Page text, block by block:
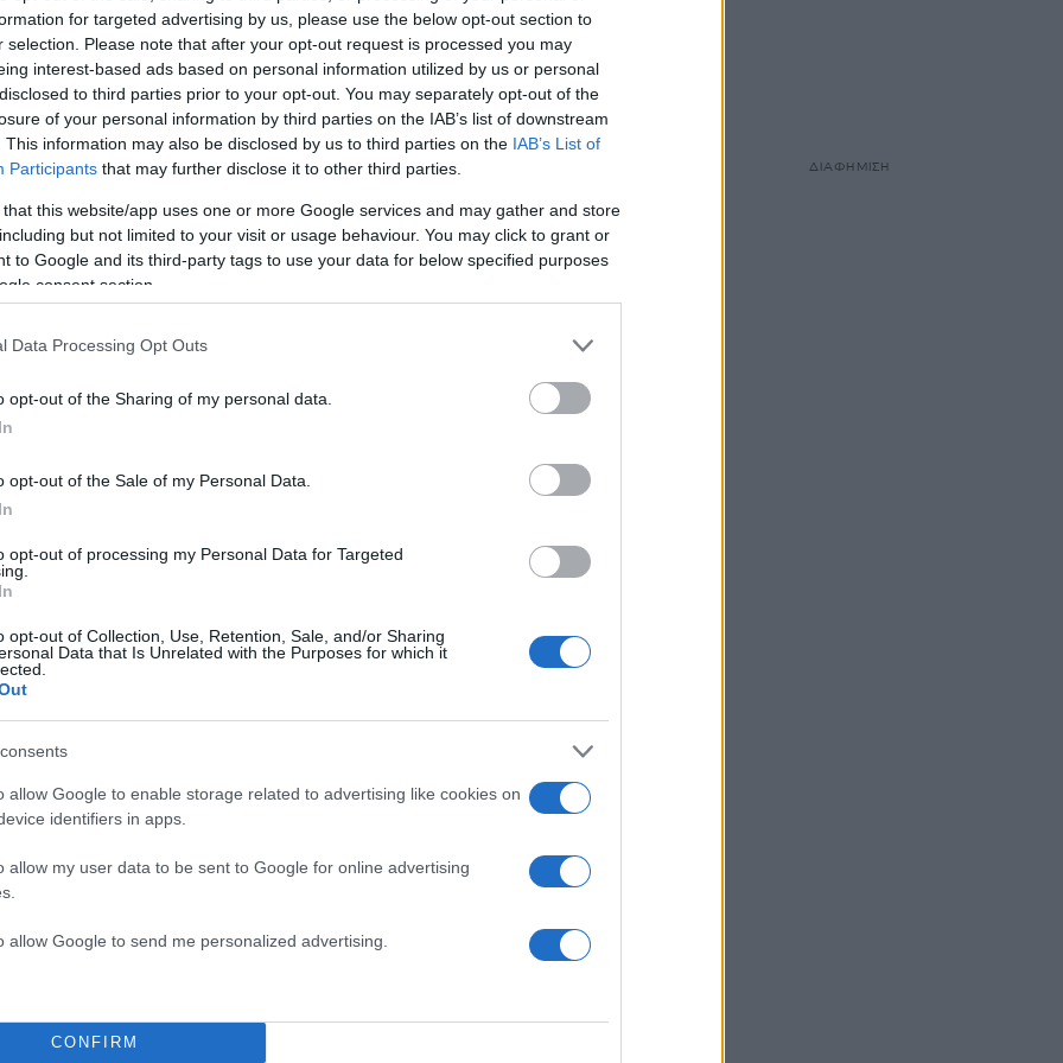
for targeted advertising by us, please use the below opt-out section to
selection. Please note that after your opt-out request is processed you may
interest-based ads based on personal information utilized by us or personal
to third parties prior to your opt-out. You may separately opt-out of the
of your personal information by third parties on the IAB’s list of downstream
This information may also be disclosed by us to third parties on the IAB’s List of
Participants that may further disclose it to other third parties.
that this website/app uses one or more Google services and may gather and store
but not limited to your visit or usage behaviour. You may click to grant or
to Google and its third-party tags to use your data for below specified purposes
consent section.
Data Processing Opt Outs
opt-out of the Sharing of my personal data.
opt-out of the Sale of my Personal Data.
opt-out of processing my Personal Data for Targeted
opt-out of Collection, Use, Retention, Sale, and/or Sharing
Data that Is Unrelated with the Purposes for which it
allow Google to enable storage related to advertising like cookies on
identifiers in apps.
allow my user data to be sent to Google for online advertising
allow Google to send me personalized advertising.
CONFIRM
Δε θέλω να μεγαλώνω, θυμώνω γιατί δε θα έχω τι να
μου, όχι αυτή που βλέπουν στη Google. Βάλτε 10 χρόνια
ακόμα», είπε στη συνέχεια για το πέρασμα του
που… δεν κρύβει αλλά την έχει υπολογίσει λάθος η
Πιστεύω ότι αδικούμαι. Μετά το σήριαλ “Μην
να έχω δέκα προτάσεις. Δεν είχα ούτε μια. Δε χτύπησε
Και είμαι χρήσιμη ηθοποιός. Θα ήθελα πάρα
με τον Χριστόφορο Παπακαλιάτη, θα μου πήγαινε πάρα
ακόμα η Μαρία Ιωαννίδου.
ΔΙΑΦΗΜΙΣΗ